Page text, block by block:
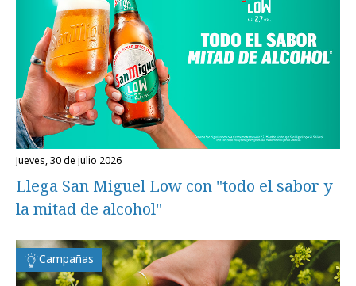
jueves, 30 de julio 2026
Llega San Miguel Low con "todo el sabor y
la mitad de alcohol"
Campañas